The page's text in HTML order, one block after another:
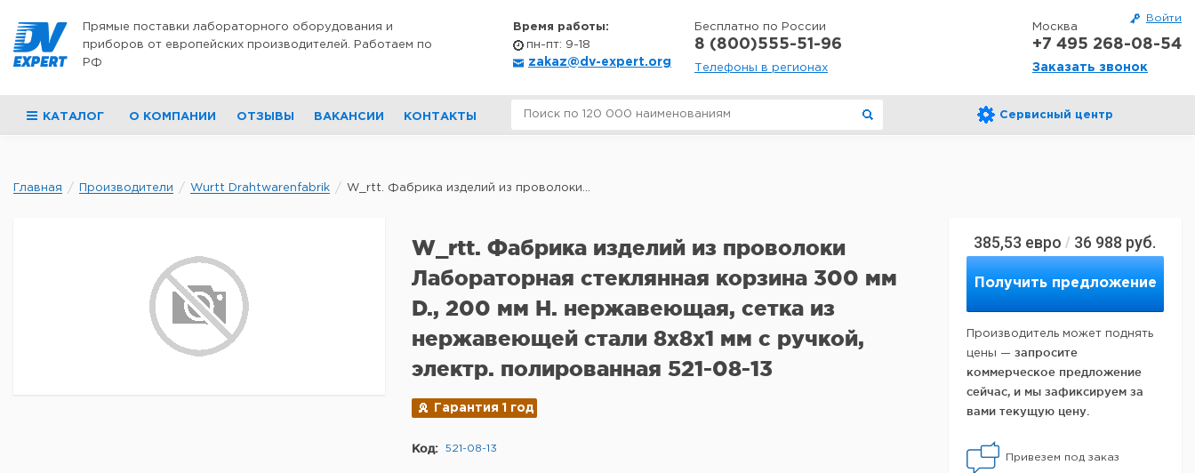
Войти
Прямые поставки лабораторного оборудования и
приборов от европейских производителей. Работаем по
РФ
Время работы:
пн-пт: 9-18
zakaz@dv-expert.org
Бесплатно по России
8 (800)555-51-96
Телефоны в регионах
Москва
+7 495 268-08-54
Заказать звонок
КАТАЛОГ О КОМПАНИИ ОТЗЫВЫ ВАКАНСИИ КОНТАКТЫ Сервисный центр
Главная Производители Wurtt Drahtwarenfabrik W_rtt. Фабрика изделий из проволоки...
385,53 евро / 36 988 руб.
Получить предложение
Производитель может поднять
цены — запросите
коммерческое предложение
сейчас, и мы зафиксируем за
вами текущую цену.
Привезем под заказ
W_rtt. Фабрика изделий из проволоки
Лабораторная стеклянная корзина 300 мм
D., 200 мм H. нержавеющая, сетка из
нержавеющей стали 8x8x1 мм с ручкой,
электр. полированная 521-08-13
Гарантия 1 год
Код: 521-08-13